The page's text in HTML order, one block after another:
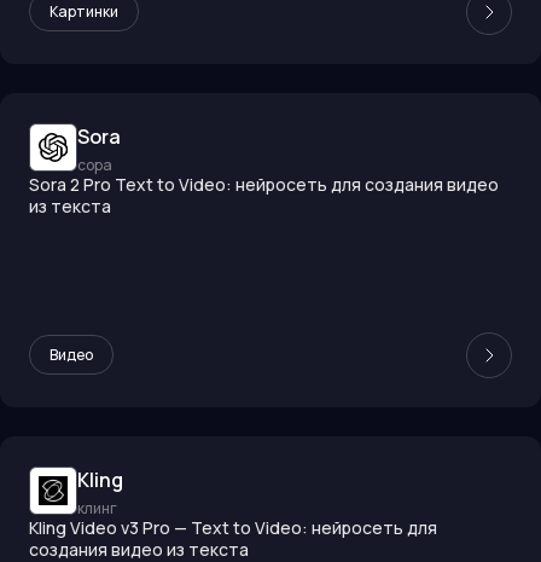
Картинки
Sora
сора
Sora 2 Pro Text to Video: нейросеть для создания видео
из текста
Видео
Kling
клинг
Kling Video v3 Pro — Text to Video: нейросеть для
создания видео из текста